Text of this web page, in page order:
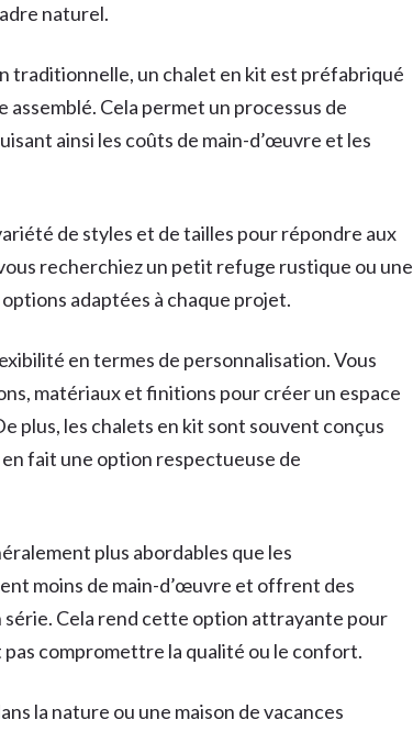
naturel.
traditionnelle, un chalet en kit est préfabriqué
Cela permet un processus de
ainsi les coûts de main-d’œuvre et les
de styles et de tailles pour répondre aux
recherchiez un petit refuge rustique ou une
adaptées à chaque projet.
en termes de personnalisation. Vous
matériaux et finitions pour créer un espace
plus, les chalets en kit sont souvent conçus
fait une option respectueuse de
plus abordables que les
moins de main-d’œuvre et offrent des
série. Cela rend cette option attrayante pour
compromettre la qualité ou le confort.
la nature ou une maison de vacances